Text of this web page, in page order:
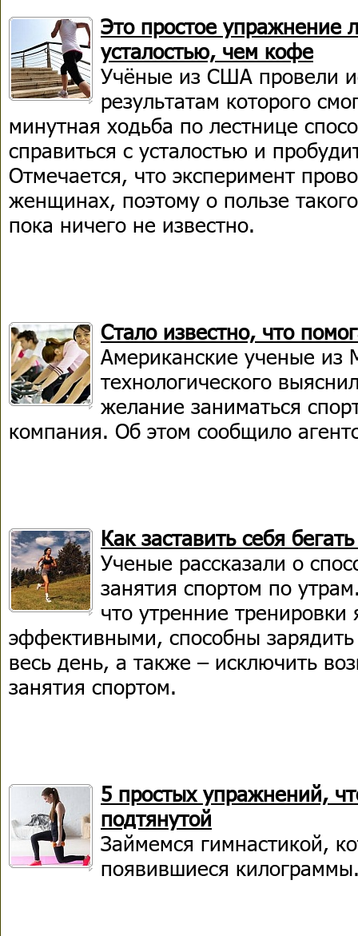
Это простое упражнение
усталостью, чем кофе
Учёные из США провели
результатам которого
минутная ходьба по лестнице
справиться с усталостью и
Отмечается, что эксперимент
женщинах, поэтому о пользе
пока ничего не известно.
Стало известно, что
Американские ученые из
технологического
желание заниматься
компания. Об этом сообщило
Как заставить себя
Ученые рассказали о
занятия спортом по
что утренние
эффективными, способны
весь день, а также – исключить
занятия спортом.
5 простых упражнений,
подтянутой
Займемся гимнастикой,
появившиеся